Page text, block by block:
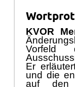
KVOR
Ä
Er erlä
und die
auf